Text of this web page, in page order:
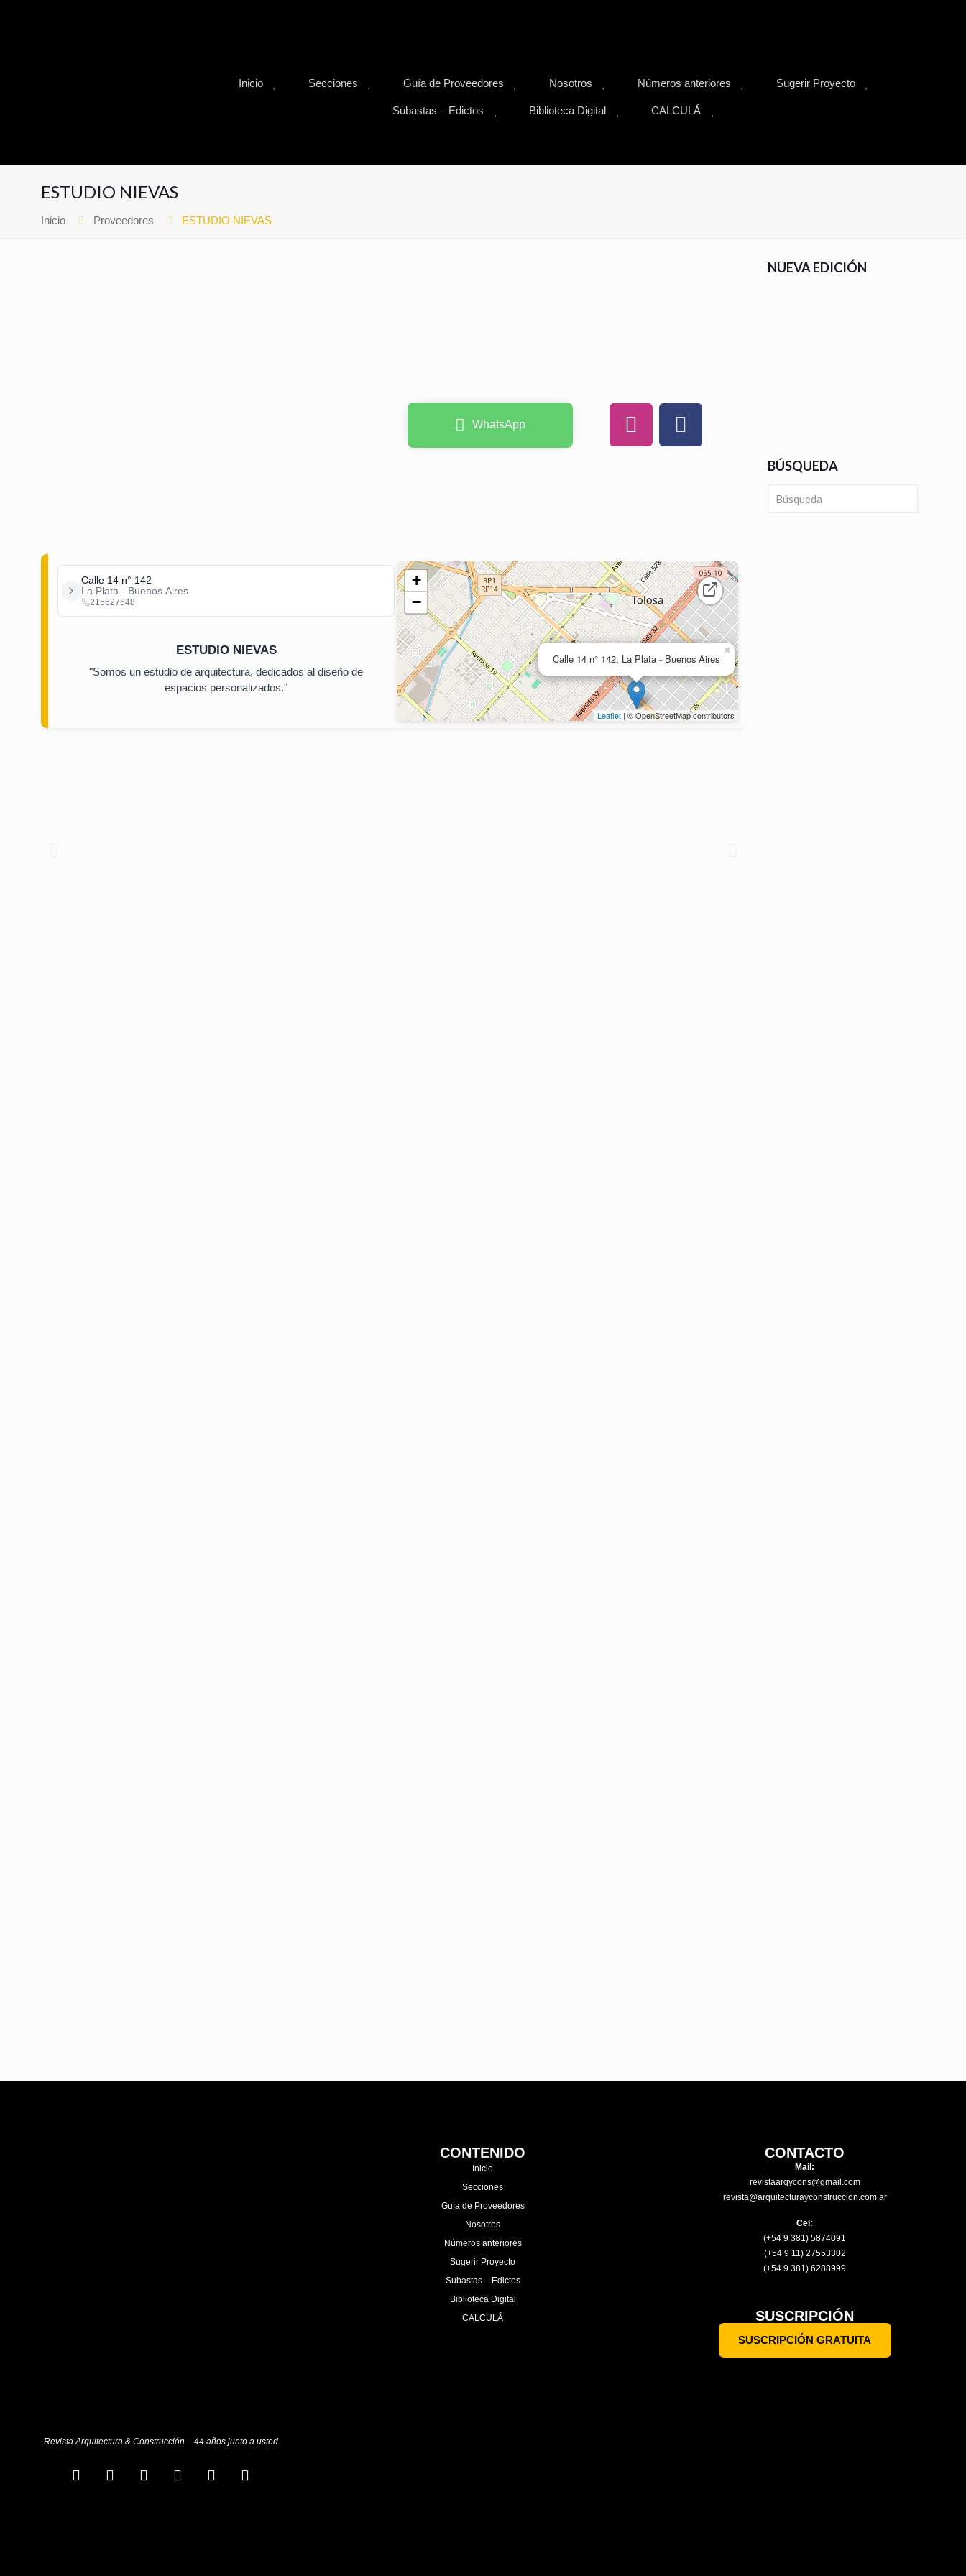
Inicio Secciones Guía de Proveedores Nosotros Números anteriores Sugerir Proyecto
Subastas – Edictos Biblioteca Digital CALCULÁ
ESTUDIO NIEVAS
Inicio Proveedores ESTUDIO NIEVAS
WhatsApp
Calle 14 n° 142
La Plata - Buenos Aires
215627648
ESTUDIO NIEVAS
"Somos un estudio de arquitectura, dedicados al diseño de
espacios personalizados."
Calle 14 n° 142, La Plata - Buenos Aires
×
+
−
Leaflet | © OpenStreetMap contributors
NUEVA EDICIÓN
BÚSQUEDA
Revista Arquitectura & Construcción – 44 años junto a usted
CONTENIDO
Inicio
Secciones
Guía de Proveedores
Nosotros
Números anteriores
Sugerir Proyecto
Subastas – Edictos
Biblioteca Digital
CALCULÁ
CONTACTO
Mail:
revistaarqycons@gmail.com
revista@arquitecturayconstruccion.com.ar
Cel:
(+54 9 381) 5874091
(+54 9 11) 27553302
(+54 9 381) 6288999
SUSCRIPCIÓN
SUSCRIPCIÓN GRATUITA